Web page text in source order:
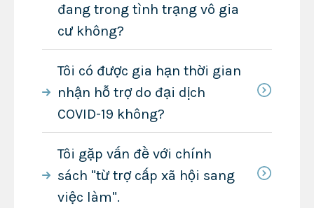
đang trong tình trạng vô gia
cư không?
Tôi có được gia hạn thời gian
nhận hỗ trợ do đại dịch
COVID-19 không?
Tôi gặp vấn đề với chính
sách "từ trợ cấp xã hội sang
việc làm".